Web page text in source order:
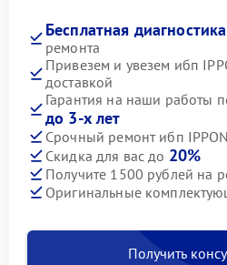
Бесплатная диагностика
ремонта
Привезем и увезем ибп
доставкой
Гарантия на наши работы
до 3-х лет
Срочный ремонт ибп
Скидка для вас до 20%
Получите 1500 рублей на
Оригинальные
Получить